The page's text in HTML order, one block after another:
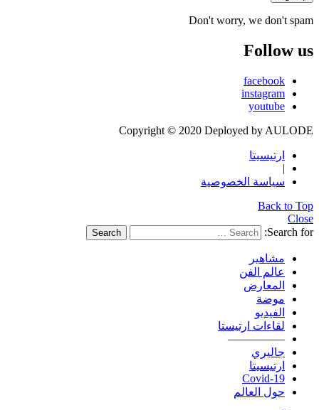
Don't worry, we don't spam
Follow us
facebook
instagram
youtube
Copyright © 2020 Deployed by AULODE
ارتيسيتا
|
سياسة الخصوصية
Back to Top
Close
Search for:
Search
مشاهير
عالم الفن
المعارض
موضة
الفيديو
لقاءات ارتيستا
—————
جاليري
ارتيسيتا
Covid-19
حول العالم